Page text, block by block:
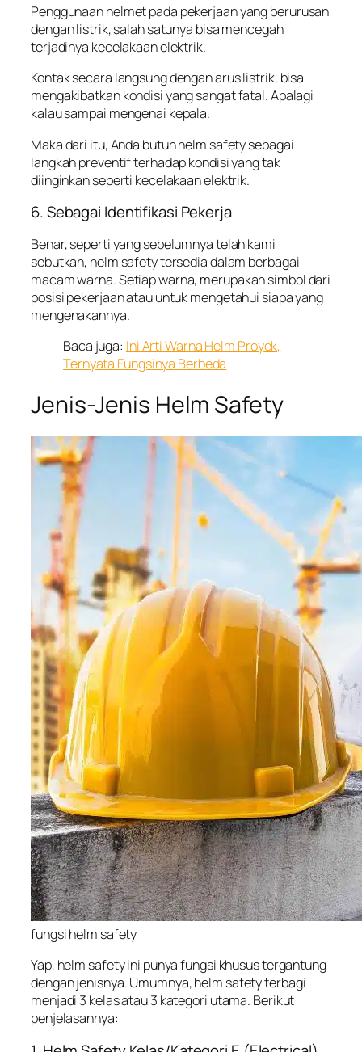
Penggunaan helmet pada pekerjaan yang berurusan
dengan listrik, salah satunya bisa mencegah
terjadinya kecelakaan elektrik.
Kontak secara langsung dengan arus listrik, bisa
mengakibatkan kondisi yang sangat fatal. Apalagi
kalau sampai mengenai kepala.
Maka dari itu, Anda butuh helm safety sebagai
langkah preventif terhadap kondisi yang tak
diinginkan seperti kecelakaan elektrik.
6. Sebagai Identifikasi Pekerja
Benar, seperti yang sebelumnya telah kami
sebutkan, helm safety tersedia dalam berbagai
macam warna. Setiap warna, merupakan simbol dari
posisi pekerjaan atau untuk mengetahui siapa yang
mengenakannya.
Baca juga: Ini Arti Warna Helm Proyek,
Ternyata Fungsinya Berbeda
Jenis-Jenis Helm Safety
fungsi helm safety
Yap, helm safety ini punya fungsi khusus tergantung
dengan jenisnya. Umumnya, helm safety terbagi
menjadi 3 kelas atau 3 kategori utama. Berikut
penjelasannya: